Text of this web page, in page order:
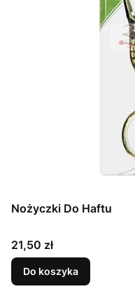
Nożyczki Do Haftu
Cena
21,50 zł
Do koszyka